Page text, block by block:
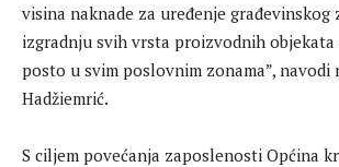
visina naknade za uređenje građevinskog
izgradnju svih vrsta proizvodnih objekata
posto u svim poslovnim zonama”, navodi
Hadžiemrić.
S ciljem povećanja zaposlenosti Općina